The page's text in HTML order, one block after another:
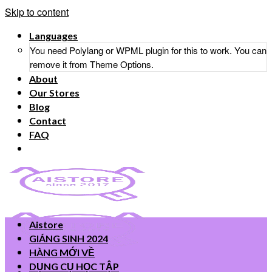
Skip to content
Languages
You need Polylang or WPML plugin for this to work. You can
remove it from Theme Options.
About
Our Stores
Blog
Contact
FAQ
Aistore
GIÁNG SINH 2024
HÀNG MỚI VỀ
DỤNG CỤ HỌC TẬP